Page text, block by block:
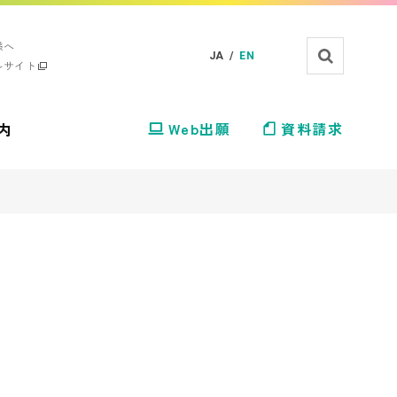
イト
JA / EN
Web出願 資料請求